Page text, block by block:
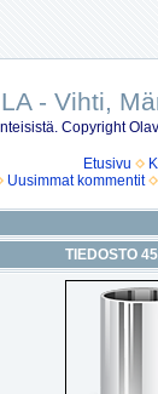
- Vihti,
Copyright
Etusivu
Uusimmat kommentit
TIEDOSTO